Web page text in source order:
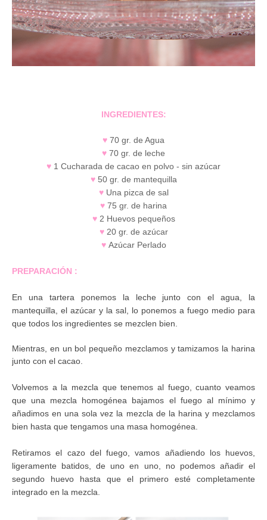
INGREDIENTES:
♥ 70 gr. de Agua
♥ 70 gr. de leche
♥ 1 Cucharada de cacao en polvo - sin azúcar
♥50 gr. de mantequilla
♥Una pizca de sal
♥ 75 gr. de harina
♥2 Huevos pequeños
♥20 gr. de azúcar
♥Azúcar Perlado
PREPARACIÓN :
En una tartera ponemos la leche junto con el agua, la
mantequilla, el azúcar y la sal, lo ponemos a fuego medio para
que todos los ingredientes se mezclen bien.
Mientras, en un bol pequeño mezclamos y tamizamos la harina
junto con el cacao.
Volvemos a la mezcla que tenemos al fuego, cuanto veamos
que una mezcla homogénea bajamos el fuego al mínimo y
añadimos en una sola vez la mezcla de la harina y mezclamos
bien hasta que tengamos una masa homogénea.
Retiramos el cazo del fuego, vamos añadiendo los huevos,
ligeramente batidos, de uno en uno, no podemos añadir el
segundo huevo hasta que el primero esté completamente
integrado en la mezcla.